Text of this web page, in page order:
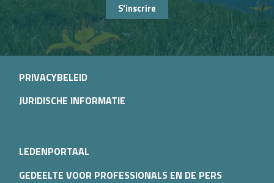
S'inscrire
PRIVACYBELEID
JURIDISCHE INFORMATIE
LEDENPORTAAL
GEDEELTE VOOR PROFESSIONALS EN DE PERS